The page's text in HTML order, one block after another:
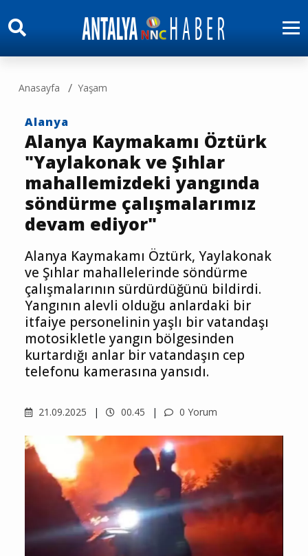
Anasayfa Yaşam
Alanya
Alanya Kaymakamı Öztürk
"Yaylakonak ve Şıhlar
mahallemizdeki yangında
söndürme çalışmalarımız
devam ediyor"
Alanya Kaymakamı Öztürk, Yaylakonak
ve Şıhlar mahallelerinde söndürme
çalışmalarının sürdürdüğünü bildirdi.
Yangının alevli olduğu anlardaki bir
itfaiye personelinin yaşlı bir vatandaşı
motosikletle yangın bölgesinden
kurtardığı anlar bir vatandaşın cep
telefonu kamerasına yansıdı.
21.09.2025 00.45 0 Yorum